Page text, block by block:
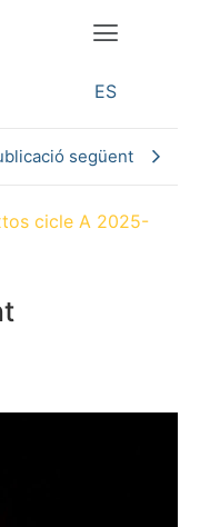
ES
següent
cicle A 2025-